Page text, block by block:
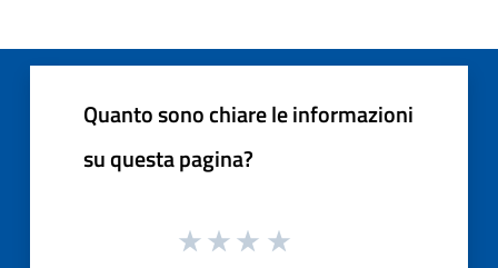
Quanto sono chiare le informazioni
su questa pagina?